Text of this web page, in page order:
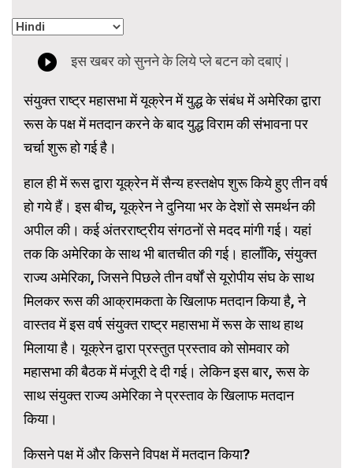
संयुक्त राष्ट्र महासभा में यूक्रेन में युद्ध के संबंध में अमेरिका द्वारा
रूस के पक्ष में मतदान करने के बाद युद्ध विराम की संभावना पर
चर्चा शुरू हो गई है।
हाल ही में रूस द्वारा यूक्रेन में सैन्य हस्तक्षेप शुरू किये हुए तीन वर्ष
हो गये हैं। इस बीच, यूक्रेन ने दुनिया भर के देशों से समर्थन की
अपील की। कई अंतरराष्ट्रीय संगठनों से मदद मांगी गई। यहां
तक ​​कि अमेरिका के साथ भी बातचीत की गई। हालाँकि, संयुक्त
राज्य अमेरिका, जिसने पिछले तीन वर्षों से यूरोपीय संघ के साथ
मिलकर रूस की आक्रामकता के खिलाफ मतदान किया है, ने
वास्तव में इस वर्ष संयुक्त राष्ट्र महासभा में रूस के साथ हाथ
मिलाया है। यूक्रेन द्वारा प्रस्तुत प्रस्ताव को सोमवार को
महासभा की बैठक में मंजूरी दे दी गई। लेकिन इस बार, रूस के
साथ संयुक्त राज्य अमेरिका ने प्रस्ताव के खिलाफ मतदान
किया।
किसने पक्ष में और किसने विपक्ष में मतदान किया?